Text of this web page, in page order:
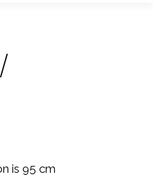
is 95 cm